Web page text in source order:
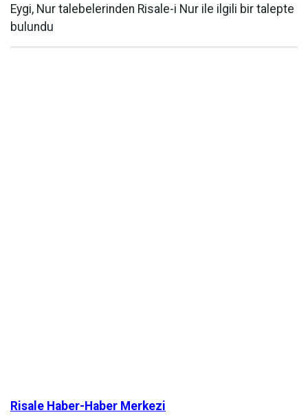
Eygi, Nur talebelerinden Risale-i Nur ile ilgili bir talepte
bulundu
Risale Haber-Haber Merkezi